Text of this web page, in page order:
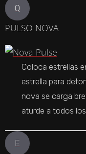
Q
PULSO NOVA
Coloca estrellas
estrella para
nova se carga
aturde a todos
E